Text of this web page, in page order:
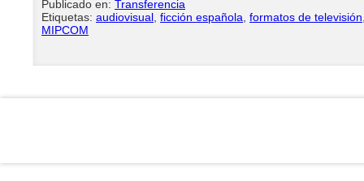
Publicado en: Transferencia
Etiquetas: audiovisual ficción española formatos de televisión
MIPCOM